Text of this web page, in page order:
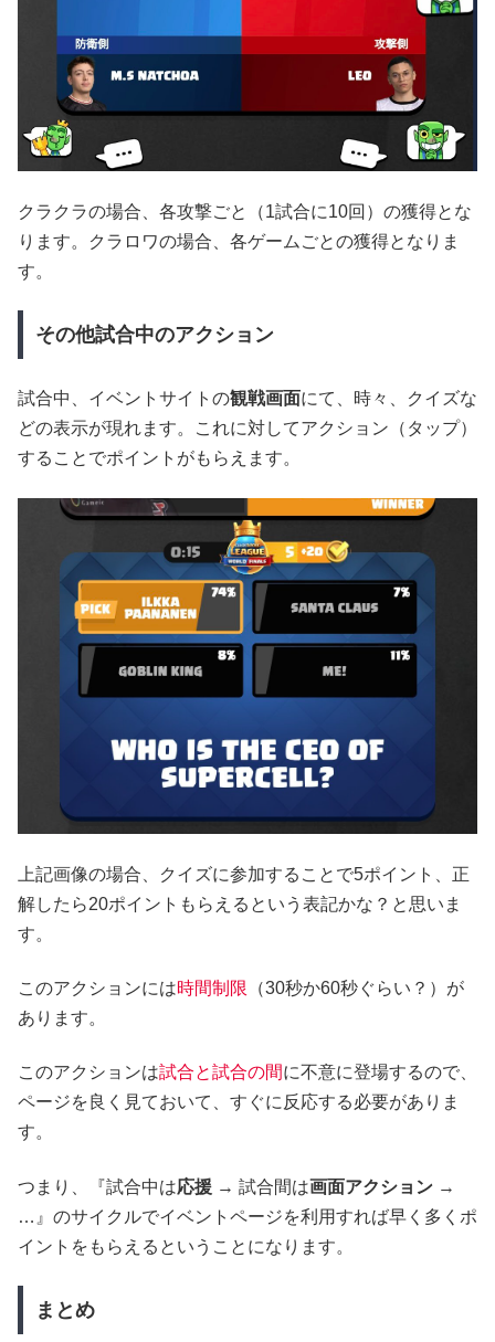
クラクラの場合、各攻撃ごと（1試合に10回）の獲得とな
ります。クラロワの場合、各ゲームごとの獲得となりま
す。
その他試合中のアクション
試合中、イベントサイトの観戦画面にて、時々、クイズな
どの表示が現れます。これに対してアクション（タップ）
することでポイントがもらえます。
上記画像の場合、クイズに参加することで5ポイント、正
解したら20ポイントもらえるという表記かな？と思いま
す。
このアクションには時間制限 （30秒か60秒ぐらい？）が
あります。
このアクションは試合と試合の間に不意に登場するので、
ページを良く見ておいて、すぐに反応する必要がありま
す。
つまり、『試合中は応援 → 試合間は画面アクション →
…』のサイクルでイベントページを利用すれば早く多くポ
イントをもらえるということになります。
まとめ